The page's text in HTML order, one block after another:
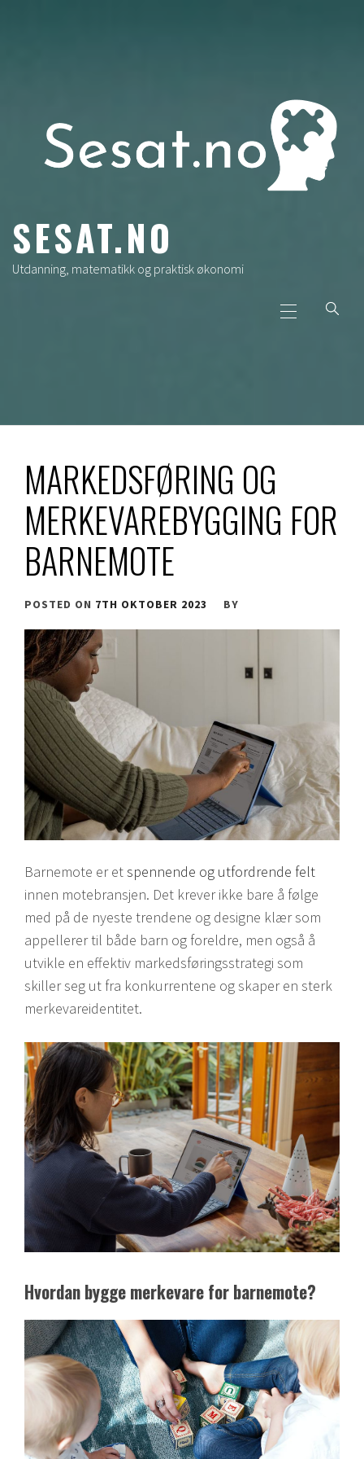
SESAT.NO
Utdanning, matematikk og praktisk økonomi
Menu
MARKEDSFØRING OG
MERKEVAREBYGGING FOR
BARNEMOTE
POSTED ON 7TH OKTOBER 2023 BY
Barnemote er etspennende og utfordrende felt
innen motebransjen. Det krever ikke bare å følge
med på de nyeste trendene og designe klær som
appellerer til både barn og foreldre, men også å
utvikle en effektiv markedsføringsstrategi som
skiller seg ut fra konkurrentene og skaper en sterk
merkevareidentitet.
Hvordan bygge merkevare for barnemote?